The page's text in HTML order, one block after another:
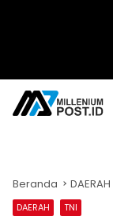
Beranda DAERAH
DAERAH TNI